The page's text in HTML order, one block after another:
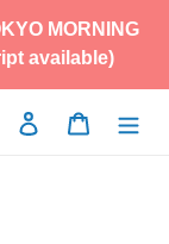
MORNING
available)
Search Log in Cart